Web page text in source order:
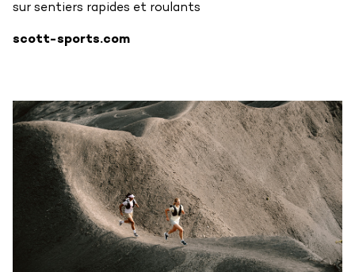
sur sentiers rapides et roulants
scott-sports.com